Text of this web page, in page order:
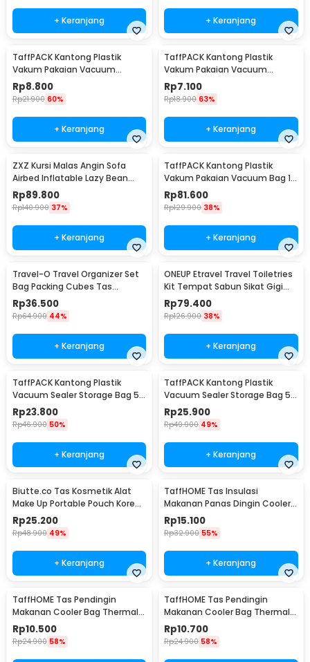
+ Keranjang + Keranjang
TaffPACK Kantong Plastik
Vakum Pakaian Vacuum
Compression Bag 1 PCS
60x80cm - YK-1000
Rp8.800
Rp21.900 60%
+ Keranjang
TaffPACK Kantong Plastik
Vakum Pakaian Vacuum
Compression Bag 1 PCS
50x70cm - YK-1000
Rp7.100
Rp18.900 63%
+ Keranjang
ZXZ Kursi Malas Angin Sofa
Airbed Inflatable Lazy Bean
Bag 230x70cm - LZ081
Rp89.800
Rp140.900 37%
+ Keranjang
TaffPACK Kantong Plastik
Vakum Pakaian Vacuum Bag 10
PCS Hand Pump - SN09109
Rp81.600
Rp129.900 38%
+ Keranjang
Travel-O Travel Organizer Set
Bag Packing Cubes Tas
Laundry 6 PCS - BIB-650
Rp36.500
Rp64.900 44%
+ Keranjang
ONEUP Etravel Travel Toiletries
Kit Tempat Sabun Sikat Gigi
Handuk - YW46
Rp79.400
Rp126.900 38%
+ Keranjang
TaffPACK Kantong Plastik
Vacuum Sealer Storage Bag 5
PCS 35x50cm - ZKD002
Rp23.800
Rp46.900 50%
+ Keranjang
TaffPACK Kantong Plastik
Vacuum Sealer Storage Bag 5
PCS 50x70cm - ZKD002
Rp25.900
Rp49.900 49%
+ Keranjang
Biutte.co Tas Kosmetik Alat
Make Up Portable Pouch Korean
Style - B4108
Rp25.200
Rp48.900 49%
+ Keranjang
TaffHOME Tas Insulasi
Makanan Panas Dingin Cooler
Thermal Bag 6 Inch - H07
Rp15.100
Rp32.900 55%
+ Keranjang
TaffHOME Tas Pendingin
Makanan Cooler Bag Thermal
Insulated Bag 28x14x17cm -
H24
Rp10.500
Rp24.900 58%
TaffHOME Tas Pendingin
Makanan Cooler Bag Thermal
Insulated Bag 21x14x17cm -
H24
Rp10.700
Rp24.900 58%